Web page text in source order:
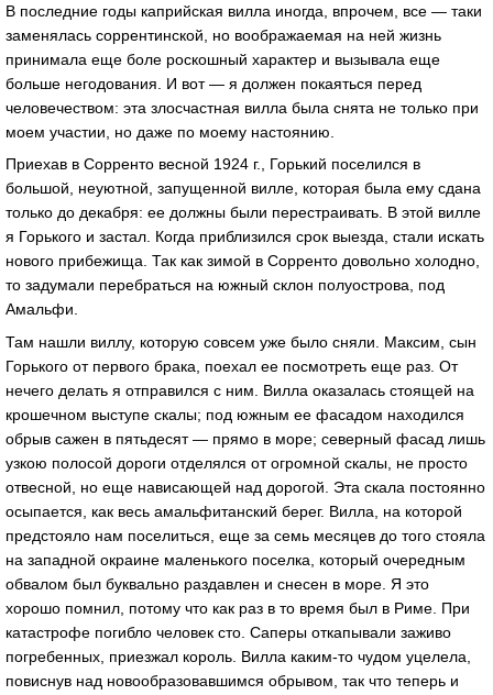
В последние годы каприйская вилла иногда, впрочем, все — таки
заменялась соррентинской, но воображаемая на ней жизнь
принимала еще боле роскошный характер и вызывала еще
больше негодования. И вот — я должен покаяться перед
человечеством: эта злосчастная вилла была снята не только при
моем участии, но даже по моему настоянию.
Приехав в Сорренто весной 1924 г., Горький поселился в
большой, неуютной, запущенной вилле, которая была ему сдана
только до декабря: ее должны были перестраивать. В этой вилле
я Горького и застал. Когда приблизился срок выезда, стали искать
нового прибежища. Так как зимой в Сорренто довольно холодно,
то задумали перебраться на южный склон полуострова, под
Амальфи.
Там нашли виллу, которую совсем уже было сняли. Максим, сын
Горького от первого брака, поехал ее посмотреть еще раз. От
нечего делать я отправился с ним. Вилла оказалась стоящей на
крошечном выступе скалы; под южным ее фасадом находился
обрыв сажен в пятьдесят — прямо в море; северный фасад лишь
узкою полосой дороги отделялся от огромной скалы, не просто
отвесной, но еще нависающей над дорогой. Эта скала постоянно
осыпается, как весь амальфитанский берег. Вилла, на которой
предстояло нам поселиться, еще за семь месяцев до того стояла
на западной окраине маленького поселка, который очередным
обвалом был буквально раздавлен и снесен в море. Я это
хорошо помнил, потому что как раз в то время был в Риме. При
катастрофе погибло человек сто. Саперы откапывали заживо
погребенных, приезжал король. Вилла каким-то чудом уцелела,
повиснув над новообразовавшимся обрывом, так что теперь и